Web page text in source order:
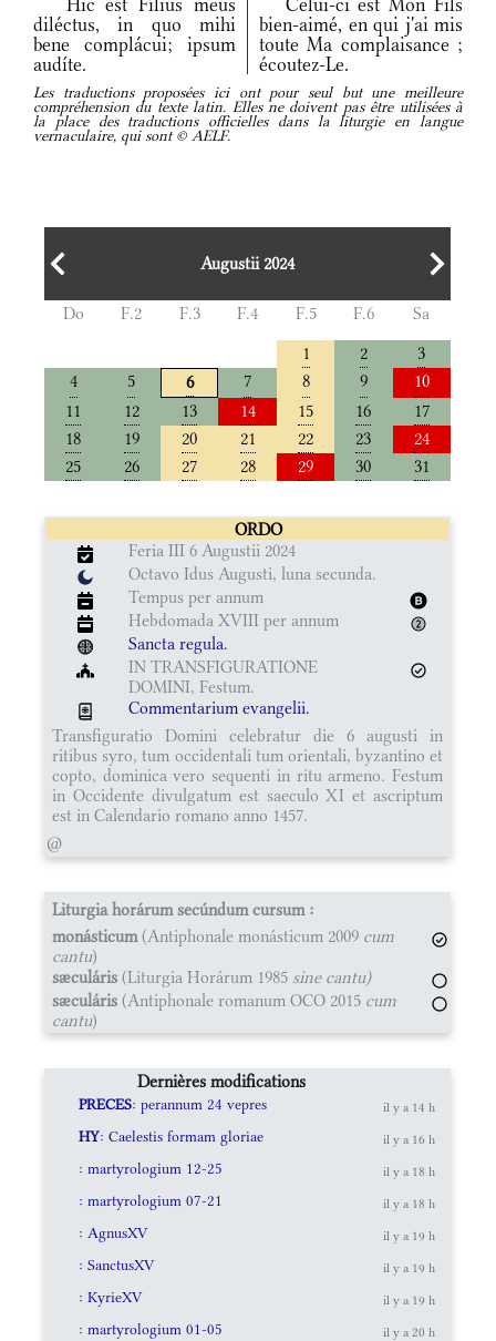
Hic est Fílius meus
diléctus, in quo mihi
bene complácui; ipsum
audíte.
Celui-ci est Mon Fils
bien-aimé, en qui j'ai mis
toute Ma complaisance ;
écoutez-Le.
Les traductions proposées ici ont pour seul but une meilleure
compréhension du texte latin. Elles ne doivent pas être utilisées à
la place des traductions officielles dans la liturgie en langue
vernaculaire, qui sont © AELF.
Augustii 2024
Do F.2 F.3 F.4 F.5 F.6
Sa
1
2
3
4
5 6 7 8 9
10
11
12 13 14 15 16
17
18
19 20 21 22 23
24
25
26 27 28 29 30 31
ORDO
Feria III 6 Augustii 2024
Octavo Idus Augusti, luna secunda.
Tempus per annum
Hebdomada XVIII per annum
Sancta regula.
IN TRANSFIGURATIONE
DOMINI, Festum.
Commentarium evangelii.
Transfiguratio Domini celebratur die 6 augusti in
ritibus syro, tum occidentali tum orientali, byzantino et
copto, dominica vero sequenti in ritu armeno. Festum
in Occidente divulgatum est saeculo XI et ascriptum
est in Calendario romano anno 1457.
@
Liturgia horárum secúndum cursum :
monásticum(Antiphonale monásticum 2009 cum
cantu)
sæculáris (Liturgia Horárum 1985 sine cantu)
sæculáris (Antiphonale romanum OCO 2015 cum
cantu)
Dernières modifications
PRECES: perannum 24 vepres il y a 14 h
HY: Caelestis formam gloriae il y a 16 h
: martyrologium 12-25 il y a 18 h
: martyrologium 07-21 il y a 18 h
: AgnusXV il y a 19 h
: SanctusXV il y a 19 h
: KyrieXV il y a 19 h
: martyrologium 01-05 il y a 20 h